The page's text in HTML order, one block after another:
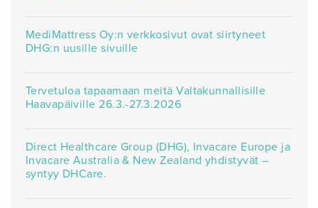
MediMattress Oy:n verkkosivut ovat siirtyneet
DHG:n uusille sivuille
Tervetuloa tapaamaan meitä Valtakunnallisille
Haavapäiville 26.3.-27.3.2026
Direct Healthcare Group (DHG), Invacare Europe ja
Invacare Australia & New Zealand yhdistyvät –
syntyy DHCare.